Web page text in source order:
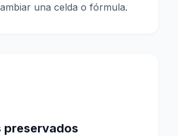
una celda o fórmula.
preservados